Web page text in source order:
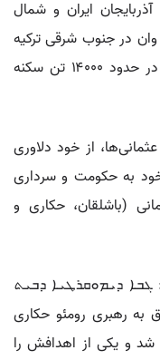
ایران و شمال
در جنوب شرقی ترکیه
نزدیک ساحل دریاچه وان است و اکنون در حدود ۱۴۰۰۰ تن سکنه
با عثمانی‌ها، از خود دلاوری
به حکومت و سرداری
(باشلقان، حکاری و
ܓܒܐ ܕܝܡܘܩܪܛܝܐ ܕܒܝܬ
به رهبری رومئو حکاری
در سال ۱۹۷۴ تأسیس شد و یکی از اهدافش را